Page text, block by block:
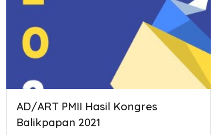
AD/ART PMII Hasil Kongres
Balikpapan 2021